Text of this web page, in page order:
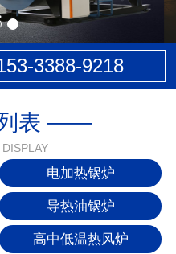
3388-9218
表 ——
电加热锅炉
导热油锅炉
高中低温热风炉